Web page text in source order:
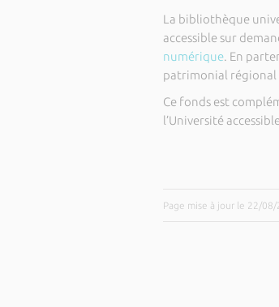
La bibliothèque
accessible sur
numérique. En
patrimonial régional
Ce fonds est
l’Université
Page mise à jour le 22/08/